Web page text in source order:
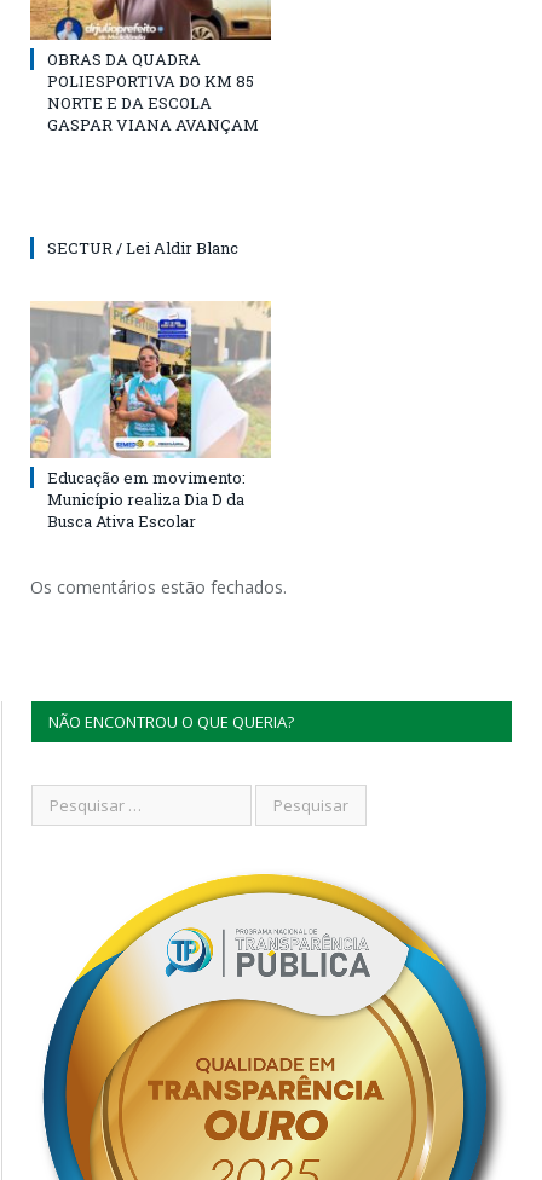
OBRAS DA QUADRA
POLIESPORTIVA DO KM 85
NORTE E DA ESCOLA
GASPAR VIANA AVANÇAM
SECTUR / Lei Aldir Blanc
Educação em movimento:
Município realiza Dia D da
Busca Ativa Escolar
Os comentários estão fechados.
NÃO ENCONTROU O QUE QUERIA?